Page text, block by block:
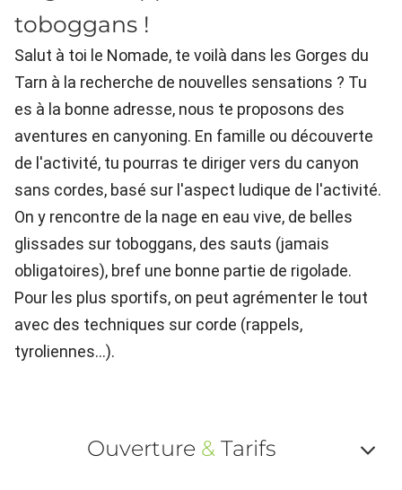
toboggans !
Salut à toi le Nomade, te voilà dans les Gorges du
Tarn à la recherche de nouvelles sensations ? Tu
es à la bonne adresse, nous te proposons des
aventures en canyoning. En famille ou découverte
de l'activité, tu pourras te diriger vers du canyon
sans cordes, basé sur l'aspect ludique de l'activité.
On y rencontre de la nage en eau vive, de belles
glissades sur toboggans, des sauts (jamais
obligatoires), bref une bonne partie de rigolade.
Pour les plus sportifs, on peut agrémenter le tout
avec des techniques sur corde (rappels,
tyroliennes...).
Ouverture & Tarifs